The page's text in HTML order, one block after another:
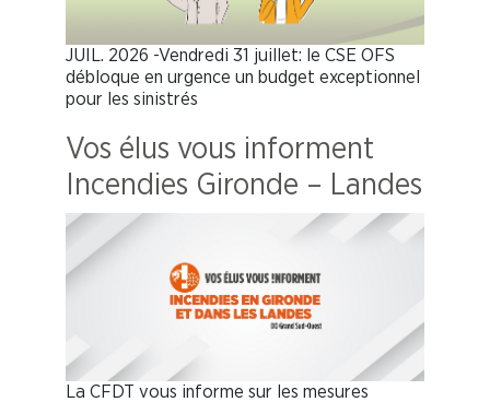
JUIL. 2026 -Vendredi 31 juillet: le CSE OFS
débloque en urgence un budget exceptionnel
pour les sinistrés
Vos élus vous informent
Incendies Gironde – Landes
La CFDT vous informe sur les mesures